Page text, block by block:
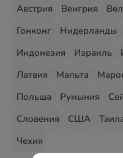
Австрия
Венгрия
Гонконг
Нидерланды
Индонезия
Израиль
Латвия
Мальта
Польша
Румыния
Словения
США
Чехия